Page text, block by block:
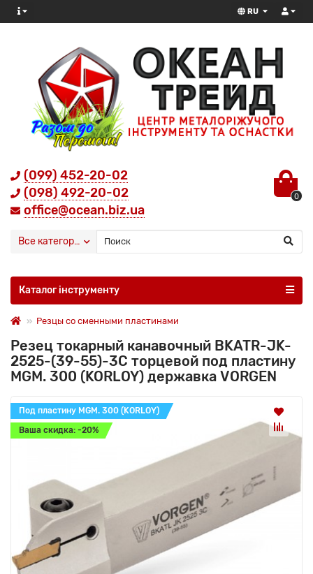
RU
(099) 452-20-02
(098) 492-20-02
office@ocean.biz.ua
0
Все категории
Каталог інструменту
Резцы со сменными пластинами
Резец токарный канавочный BKATR-JK-
2525-(39-55)-3C торцевой под пластину
MGM. 300 (KORLOY) державка VORGEN
Под пластину MGM. 300 (KORLOY)
Ваша скидка: -20%